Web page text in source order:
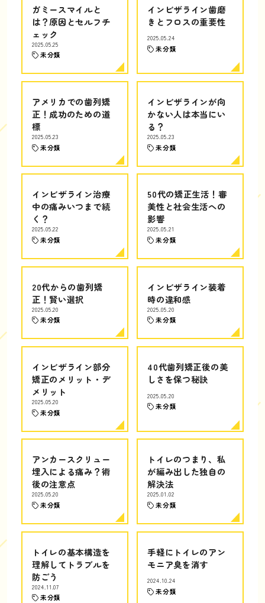
ガミースマイルと
は？原因とセルフチ
ェック
2025.05.25
未分類
インビザライン歯磨
きとフロスの重要性
2025.05.24
未分類
アメリカでの歯列矯
正！成功のための道
標
2025.05.23
未分類
インビザラインが向
かない人は本当にい
る？
2025.05.23
未分類
インビザライン治療
中の痛みいつまで続
く？
2025.05.22
未分類
50代の矯正生活！審
美性と社会生活への
影響
2025.05.21
未分類
20代からの歯列矯
正！賢い選択
2025.05.20
未分類
インビザライン装着
時の違和感
2025.05.20
未分類
インビザライン部分
矯正のメリット・デ
メリット
2025.05.20
未分類
40代歯列矯正後の美
しさを保つ秘訣
2025.05.20
未分類
アンカースクリュー
埋入による痛み？術
後の注意点
2025.05.20
未分類
トイレのつまり、私
が編み出した独自の
解決法
2025.01.02
未分類
トイレの基本構造を
理解してトラブルを
防ごう
2024.11.07
未分類
手軽にトイレのアン
モニア臭を消す
2024.10.24
未分類